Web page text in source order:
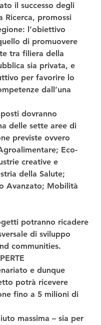
il successo degli
Ricerca, promossi
l’obiettivo
di promuovere
tra filiera della
sia privata, e
per favorire lo
dall’una
dovranno
delle sette aree di
previste ovvero
Eco-
creative e
della Salute;
Avanzato; Mobilità
potranno ricadere
di sviluppo
communities.
e dunque
potrà ricevere
fino a 5 milioni di
massima – sia per